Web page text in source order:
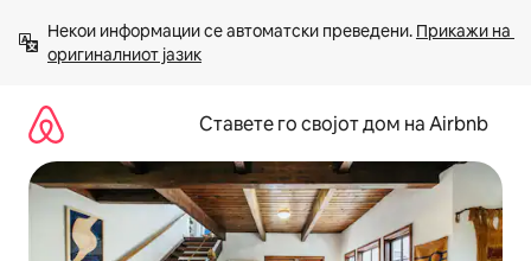
содржина
Некои информации се автоматски преведени. Прикажи на
оригиналниот јазик
Ставете го својот дом на Airbnb